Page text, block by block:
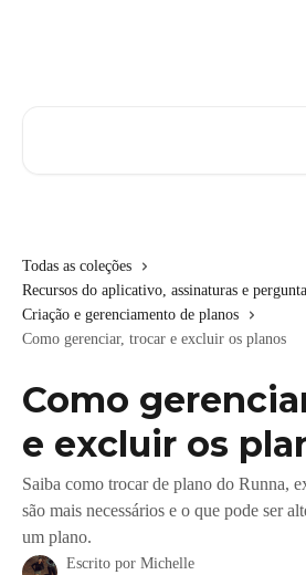
Todas as coleções
Recursos do aplicativo, assinaturas e
Criação e gerenciamento de planos
Como gerenciar, trocar e excluir os planos
Como
e excluir os
Saiba como trocar de plano do Runna,
são mais necessários e o que pode ser
um plano.
Escrito por Michelle